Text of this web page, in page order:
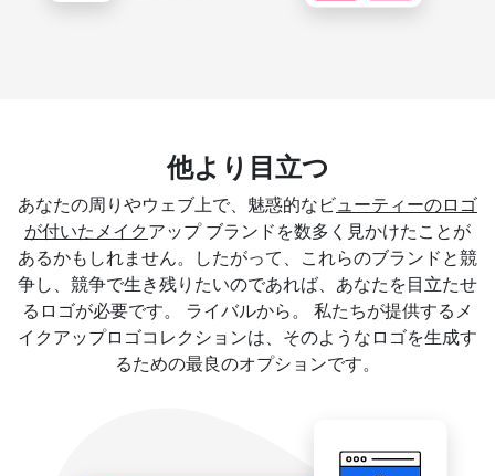
他より目立つ
あなたの周りやウェブ上で、魅惑的なビ ューティーのロゴ
が付いたメイク アップ ブランドを数多く見かけたことが
あるかもしれません。したがって、これらのブランドと競
争し、競争で生き残りたいのであれば、あなたを目立たせ
るロゴが必要です。 ライバルから。 私たちが提供するメ
イクアップロゴコレクションは、そのようなロゴを生成す
るための最良のオプションです。